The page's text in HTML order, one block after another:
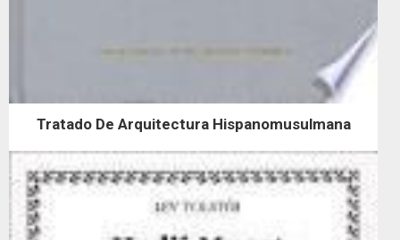
Tratado De Arquitectura Hispanomusulmana